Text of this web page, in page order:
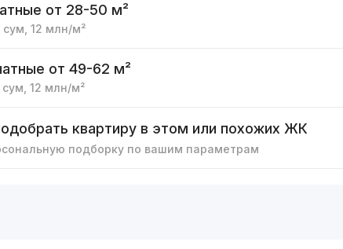
от 28-50 м²
сум ,12 млн/м²
от 49-62 м²
сум ,12 млн/м²
квартиру в этом или похожих ЖК
подборку по вашим параметрам